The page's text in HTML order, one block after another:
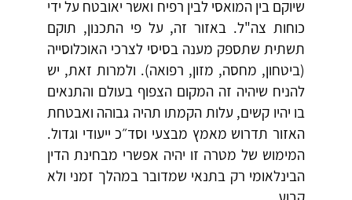
שיוקם בין המואסי לבין רפיח ואשר יאובטח על ידי
כוחות צה"ל. באזור זה, על פי התכנון, תוקם
תשתית שתספק מענה בסיסי לצרכי האוכלוסייה
(ביטחון, מחסה, מזון, רפואה). ולמרות זאת, יש
להניח שיהיה זה המקום הצפוף בעולם והתנאים
בו יהיו קשים, עלות הקמתו תהיה גבוהה ואבטחת
האזור תדרוש מאמץ מבצעי וסד״כ ייעודי וגדול.
המימוש של מטרה זו יהיה אפשרי מבחינת הדין
הבינלאומי רק בתנאי שמדובר במהלך זמני ולא